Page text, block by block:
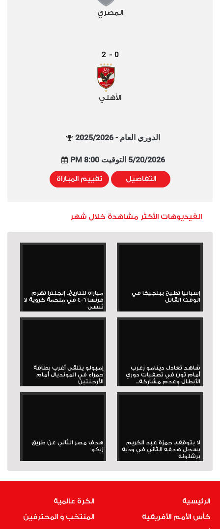
المصري
0
-
2
الأهلي
الدوري العام - 2025/2026
5/20/2026 التوقيت 8:00 PM
التفاصيل تقييم المباراة
الفيديوهات الأكثر مشاهدة خلال شهر
إسبانيا تطيح ببلجيكا في
الوقت القاتل
مباراة للتاريخ.. إنجلترا تهزم
فرنسا 6-4 في ملحمة كروية لا
تُنسى
شاهد تعادل دينامو زغرب
أمام ثون في تصفيات دوري
الأبطال وعدم مشاركة...
إمبولو يتلقى أغرب بطاقة
حمراء في المونديال أمام
الأرجنتين
لا يتوقف.. حمزة عبد الكريم
يسجل هدفه الثاني في ودية
برشلونة
هدف مصر الثاني عن طريق
زيكو
الرئيسية
كأس الأمم الأفريقية
الكرة عالمية
المنتخب و المحترفين